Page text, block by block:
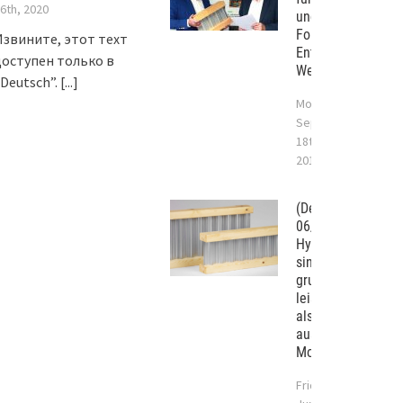
2020
этот техт
только в
[...]
und das
Forschung und
Entwicklung in St.
Wendel-Bliesen
Monday
September
18th,
2017
(Deutsch)
06/2017 —
Hybridträger
sind
grundsätzlich
leistungsstärker
als Tragwerke
aus
Monobaustoffen.
Friday